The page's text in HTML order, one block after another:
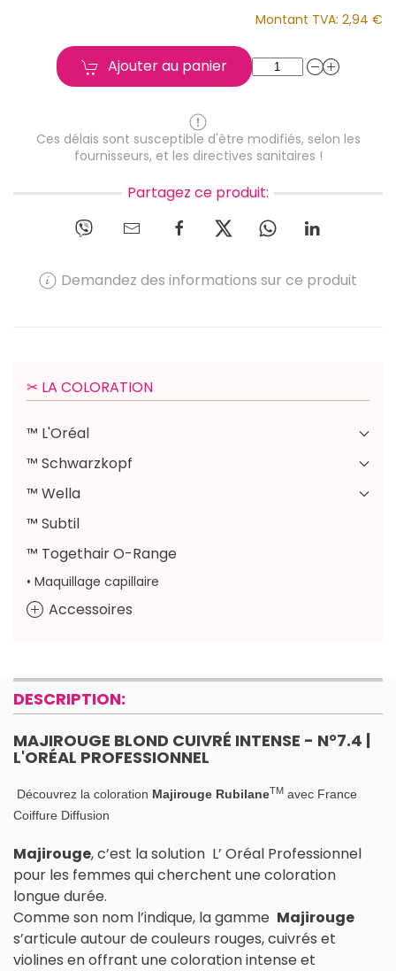
Montant TVA: 2,94 €
Ajouter au panier
Ces délais sont susceptible d'être modifiés, selon les
fournisseurs, et les directives sanitaires !
Partagez ce produit:
Demandez des informations sur ce produit
✂︎ LA COLORATION
™ L'Oréal
™ Schwarzkopf
™ Wella
™ Subtil
™ Togethair O-Range
• Maquillage capillaire
Accessoires
DESCRIPTION:
MAJIROUGE BLOND CUIVRÉ INTENSE - N°7.4 |
L'ORÉAL PROFESSIONNEL
Découvrez la coloration Majirouge RubilaneTM avec France
Coiffure Diffusion
Majirouge, c’est la solution L’ Oréal Professionnel
pour les femmes qui cherchent une coloration
longue durée.
Comme son nom l’indique, la gamme Majirouge
s’articule autour de couleurs rouges, cuivrés et
violines en offrant une coloration intense et